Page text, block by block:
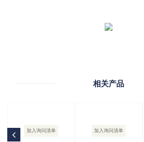
相关产品
加入询问清单 加入询问清单